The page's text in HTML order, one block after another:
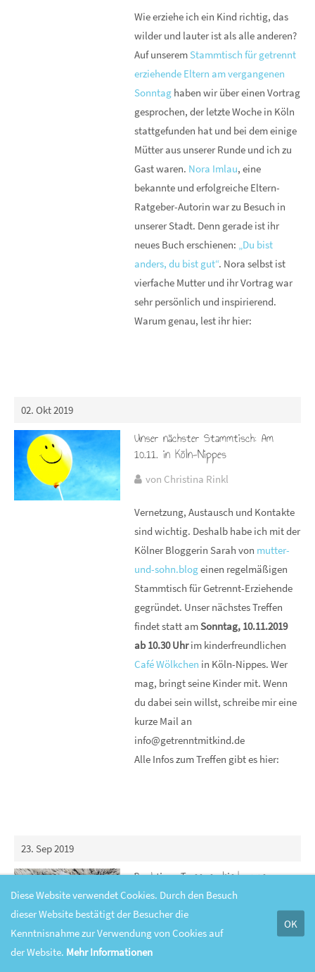
Wie erziehe ich ein Kind richtig, das
wilder und lauter ist als alle anderen?
Auf unserem Stammtisch für getrennt
erziehende Eltern am vergangenen
Sonntag haben wir über einen Vortrag
gesprochen, der letzte Woche in Köln
stattgefunden hat und bei dem einige
Mütter aus unserer Runde und ich zu
Gast waren. Nora Imlau, eine
bekannte und erfolgreiche Eltern-
Ratgeber-Autorin war zu Besuch in
unserer Stadt. Denn gerade ist ihr
neues Buch erschienen: „Du bist
anders, du bist gut“. Nora selbst ist
vierfache Mutter und ihr Vortrag war
sehr persönlich und inspirierend.
Warum genau, lest ihr hier:
02. Okt 2019
Unser nächster Stammtisch: Am
10.11. in Köln-Nippes
von Christina Rinkl
Vernetzung, Austausch und Kontakte
sind wichtig. Deshalb habe ich mit der
Kölner Bloggerin Sarah von mutter-
und-sohn.blogeinen regelmäßigen
Stammtisch für Getrennt-Erziehende
gegründet. Unser nächstes Treffen
findet statt amSonntag, 10.11.2019
ab 10.30 Uhrim kinderfreundlichen
Café Wölkchen in Köln-Nippes. Wer
mag, bringt seine Kinder mit. Wenn
du dabei sein willst, schreibe mir eine
kurze Mail an
info@getrenntmitkind.de
Alle Infos zum Treffen gibt es hier:
23. Sep 2019
Buchtipp: Trennungskinder von
Psychologe Dr. Claus Koch
von Christina Rinkl
Seit ein paar Wochen steht dieser
Diese Website verwendet Cookies. Durch den Besuch
dieser Website bestätigt der Besucher die
Kenntnisnahme zur Verwendung von Cookies auf
der Website. Mehr Informationen
OK